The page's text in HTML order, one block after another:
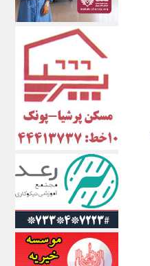
اندیشه قرن
اندیشه معاصر
اندیشه ها
انرژی پرس
ای استخدام
ایتنا
ایراف
ایران آرت
ایران آنلاین
ایران زندگی
ایران فوری
ایرانی روز
ایرانیتال
ایرنا
ایسکانیوز
ایسنا
ایکنا
ایلنا